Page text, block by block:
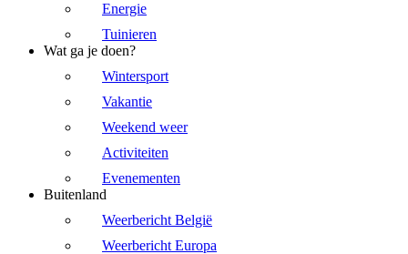
Energie
Tuinieren
Wat ga je doen?
Wintersport
Vakantie
Weekend weer
Activiteiten
Evenementen
Buitenland
Weerbericht België
Weerbericht Europa